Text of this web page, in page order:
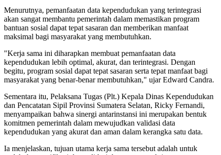
Menurutnya, pemanfaatan data kependudukan yang terintegrasi
akan sangat membantu pemerintah dalam memastikan program
bantuan sosial dapat tepat sasaran dan memberikan manfaat
maksimal bagi masyarakat yang membutuhkan.
"Kerja sama ini diharapkan membuat pemanfaatan data
kependudukan lebih optimal, akurat, dan terintegrasi. Dengan
begitu, program sosial dapat tepat sasaran serta tepat manfaat bagi
masyarakat yang benar-benar membutuhkan," ujar Edward Candra.
Sementara itu, Pelaksana Tugas (Plt.) Kepala Dinas Kependudukan
dan Pencatatan Sipil Provinsi Sumatera Selatan, Ricky Fernandi,
menyampaikan bahwa sinergi antarinstansi ini merupakan bentuk
komitmen pemerintah dalam mewujudkan validasi data
kependudukan yang akurat dan aman dalam kerangka satu data.
Ia menjelaskan, tujuan utama kerja sama tersebut adalah untuk